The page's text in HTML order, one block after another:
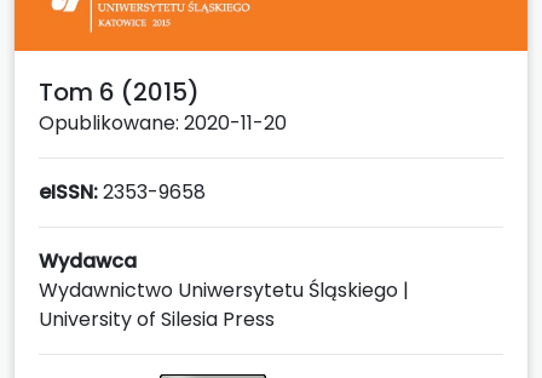
Tom 6 (2015)
Opublikowane: 2020-11-20
eISSN:2353-9658
Wydawca
Wydawnictwo Uniwersytetu Śląskiego |
University of Silesia Press